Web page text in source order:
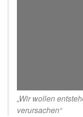
„Wir wollen
verursachen“